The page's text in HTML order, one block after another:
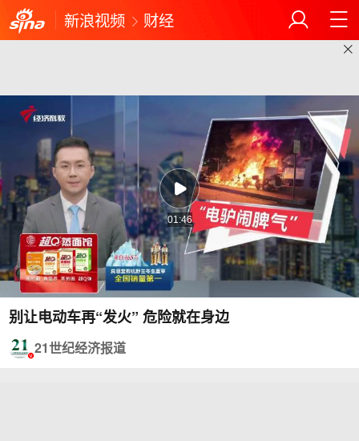
新浪视频 财经
01:46
别让电动车再“发火” 危险就在身边
21世纪经济报道